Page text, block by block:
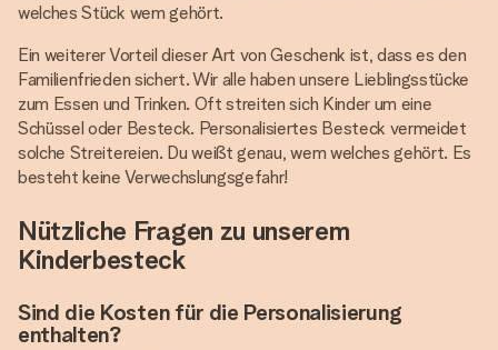
welches Stück wem gehört.
Ein weiterer Vorteil dieser Art von Geschenk ist, dass es den
Familienfrieden sichert. Wir alle haben unsere Lieblingsstücke
zum Essen und Trinken. Oft streiten sich Kinder um eine
Schüssel oder Besteck. Personalisiertes Besteck vermeidet
solche Streitereien. Du weißt genau, wem welches gehört. Es
besteht keine Verwechslungsgefahr!
Nützliche Fragen zu unserem
Kinderbesteck
Sind die Kosten für die Personalisierung
enthalten?